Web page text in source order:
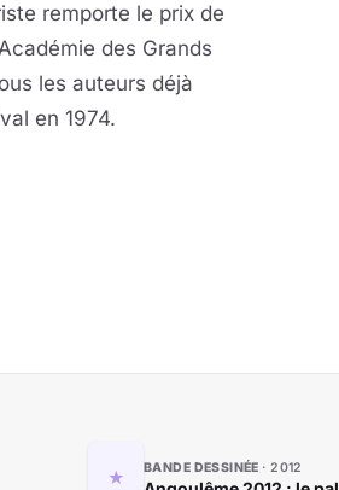
remporte le prix de
des Grands
les auteurs déjà
en 1974.
BANDE DESSINÉE 2012